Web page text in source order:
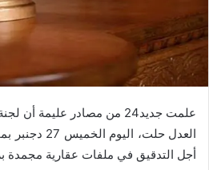
علمت جديد24 من مصادر عليمة
العدل حلت،
أجل التدقيق في ملفات عقارية